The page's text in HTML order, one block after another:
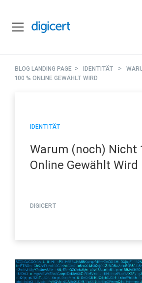
BLOG LANDING PAGE > IDENTITÄT >
100 % ONLINE GEWÄHLT WIRD
IDENTITÄT
Warum (noch) Nicht
Online Gewählt Wird
DIGICERT